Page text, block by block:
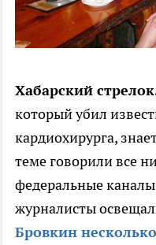
Хабарский
который убил
кардиохирурга,
теме говорили все
федеральные
журналисты
Бровкин